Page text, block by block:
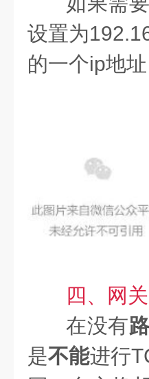
设置为
的一个ip地址
四、网
在没有
是不能进行